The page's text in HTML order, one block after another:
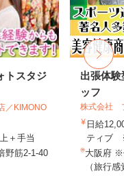
トスタジ
／KIMONO
＋手当
野筋2-1-40
出張体
ッフ
株式会社
日給
ティブ
大阪府 ※
（旅行